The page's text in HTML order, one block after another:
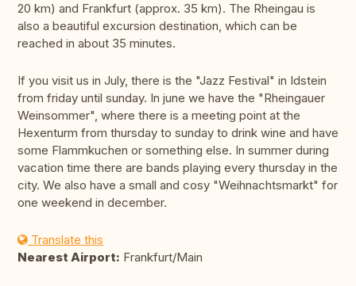
20 km) and Frankfurt (approx. 35 km). The Rheingau is
also a beautiful excursion destination, which can be
reached in about 35 minutes.
If you visit us in July, there is the "Jazz Festival" in Idstein
from friday until sunday. In june we have the "Rheingauer
Weinsommer", where there is a meeting point at the
Hexenturm from thursday to sunday to drink wine and have
some Flammkuchen or something else. In summer during
vacation time there are bands playing every thursday in the
city. We also have a small and cosy "Weihnachtsmarkt" for
one weekend in december.
Translate this
Nearest Airport: Frankfurt/Main